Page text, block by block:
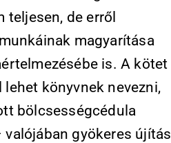
de erről
magyarítása
is. A kötet
könyvnek nevezni,
bölcsességcédula
gyökeres újítás